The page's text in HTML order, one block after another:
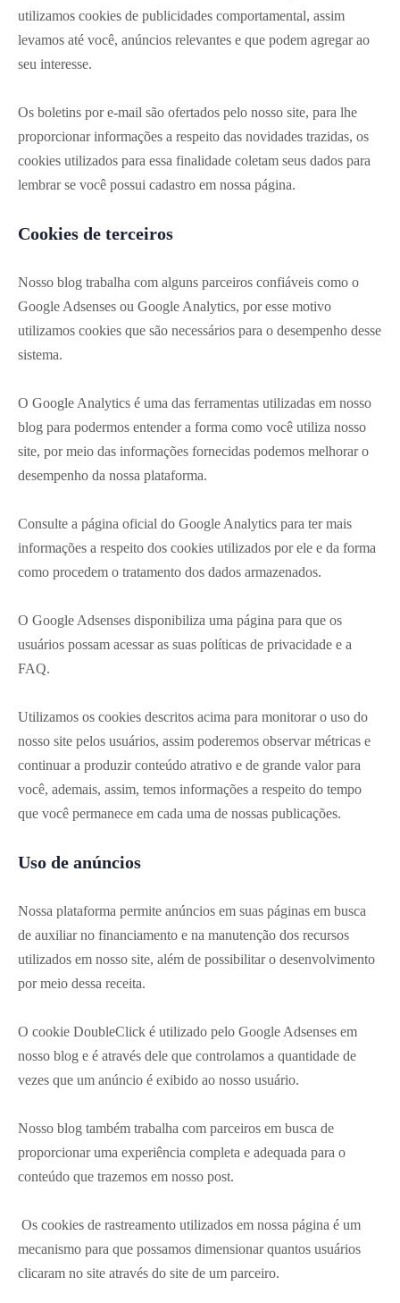
utilizamos cookies de publicidades comportamental, assim
levamos até você, anúncios relevantes e que podem agregar ao
seu interesse.
Os boletins por e-mail são ofertados pelo nosso site, para lhe
proporcionar informações a respeito das novidades trazidas, os
cookies utilizados para essa finalidade coletam seus dados para
lembrar se você possui cadastro em nossa página.
Cookies de terceiros
Nosso blog trabalha com alguns parceiros confiáveis como o
Google Adsenses ou Google Analytics, por esse motivo
utilizamos cookies que são necessários para o desempenho desse
sistema.
O Google Analytics é uma das ferramentas utilizadas em nosso
blog para podermos entender a forma como você utiliza nosso
site, por meio das informações fornecidas podemos melhorar o
desempenho da nossa plataforma.
Consulte a página oficial do Google Analytics para ter mais
informações a respeito dos cookies utilizados por ele e da forma
como procedem o tratamento dos dados armazenados.
O Google Adsenses disponibiliza uma página para que os
usuários possam acessar as suas políticas de privacidade e a
FAQ.
Utilizamos os cookies descritos acima para monitorar o uso do
nosso site pelos usuários, assim poderemos observar métricas e
continuar a produzir conteúdo atrativo e de grande valor para
você, ademais, assim, temos informações a respeito do tempo
que você permanece em cada uma de nossas publicações.
Uso de anúncios
Nossa plataforma permite anúncios em suas páginas em busca
de auxiliar no financiamento e na manutenção dos recursos
utilizados em nosso site, além de possibilitar o desenvolvimento
por meio dessa receita.
O cookie DoubleClick é utilizado pelo Google Adsenses em
nosso blog e é através dele que controlamos a quantidade de
vezes que um anúncio é exibido ao nosso usuário.
Nosso blog também trabalha com parceiros em busca de
proporcionar uma experiência completa e adequada para o
conteúdo que trazemos em nosso post.
Os cookies de rastreamento utilizados em nossa página é um
mecanismo para que possamos dimensionar quantos usuários
clicaram no site através do site de um parceiro.